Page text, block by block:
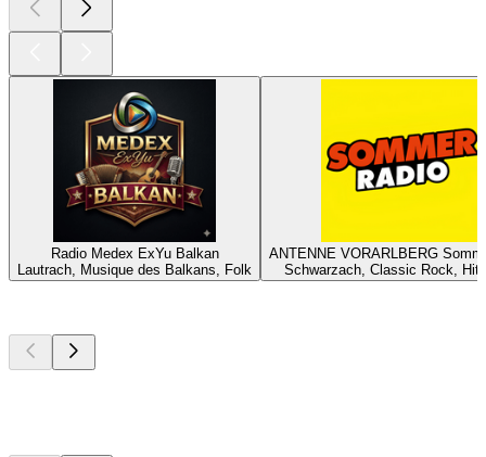
Radio Medex ExYu Balkan
Lautrach, Musique des Balkans, Folk
ANTENNE VORARLBERG
Schwarzach, Classic Rock,